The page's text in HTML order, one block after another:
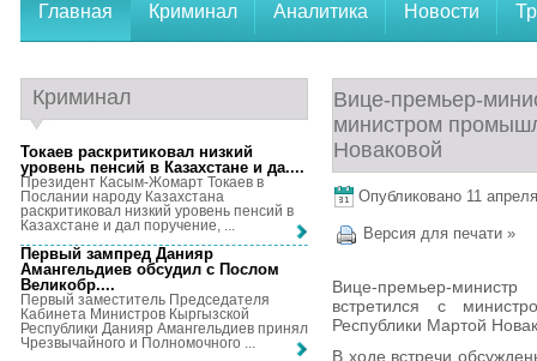
Главная Криминал Аналитика Новости
Вице-премьер-
министром
Новаковой
Опубликовано 11
Версия для печати »
Вице-премьер-
встретился с
Республики Мартой
В ходе встречи
Криминал
Токаев раскритиковал низкий
уровень пенсий в Казахстане и да....
Президент Касым-Жомарт Токаев в
Послании народу Казахстана
раскритиковал низкий уровень пенсий в
Казахстане и дал поручение, ...
Первый зампред Данияр
Амангельдиев обсудил с Послом
Великобр....
Первый заместитель Председателя
Кабинета Министров Кыргызской
Республики Данияр Амангельдиев принял
Чрезвычайного и Полномочного ...